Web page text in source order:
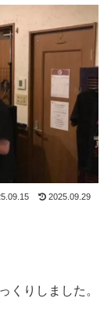
2025.09.29
くりしました。